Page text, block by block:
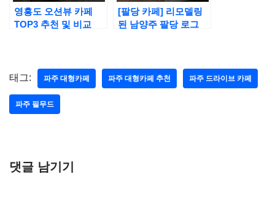
영흥도 오션뷰 카페
TOP3 추천 및 비교
[팔당 카페] 리모델링
된 남양주 팔당 로그
태그: 파주 대형카페 파주 대형카페 추천 파주 드라이브 카페
파주 필무드
댓글 남기기